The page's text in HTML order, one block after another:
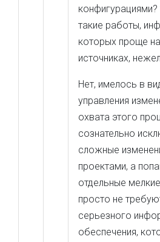
такие работы,
которых проще
источниках,
Нет, имелось в
управления
охвата этого
сознательно
сложные
проектами, а
отдельные
просто не
серьезного
обеспечения,